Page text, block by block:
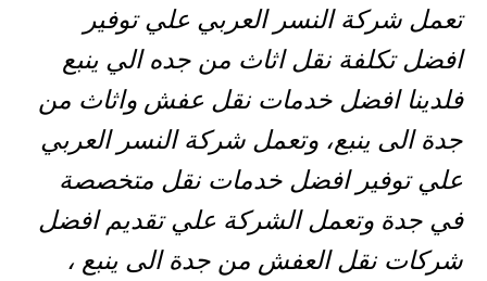
تعمل شركة النسر العربي علي توفير
افضل تكلفة نقل اثاث من جده الي ينبع
فلدينا افضل خدمات نقل عفش واثاث من
جدة الى ينبع، وتعمل شركة النسر العربي
علي توفير افضل خدمات نقل متخصصة
في جدة وتعمل الشركة علي تقديم افضل
شركات نقل العفش من جدة الى ينبع ،